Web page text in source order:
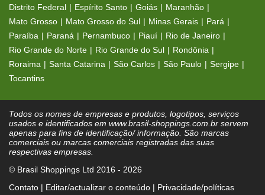
Distrito Federal
Espírito Santo Goiás
Maranhão
Mato Grosso
Mato Grosso do Sul Minas Gerais
Pará
Paraíba
Paraná Pernambuco Piauí
Rio de Janeiro
Rio Grande do Norte
Rio Grande do Sul
Rondônia
Roraima
Santa Catarina São Carlos São Paulo
Sergipe
Tocantins
Todos os nomes de empresas e produtos, logotipos, serviços
usados e identificados em www.brasil-shoppings.com.br servem
apenas para fins de identificação/ informação. São marcas
comerciais ou marcas comerciais registradas das suas
respectivas empresas.
© Brasil Shoppings Ltd 2016 - 2026
Contato | Editar/actualizar o conteúdo | Privacidade/políticas